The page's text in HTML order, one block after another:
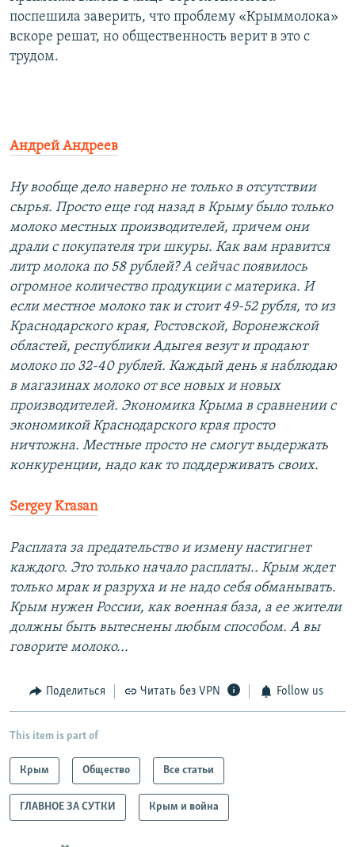
поспешила заверить, что проблему «Крыммолока»
вскоре решат, но общественность верит в это с
трудом.
Андрей Андреев
Ну вообще дело наверно не только в отсутствии
сырья. Просто еще год назад в Крыму было только
молоко местных производителей, причем они
драли с покупателя три шкуры. Как вам нравится
литр молока по 58 рублей? А сейчас появилось
огромное количество продукции с материка. И
если местное молоко так и стоит 49-52 рубля, то из
Краснодарского края, Ростовской, Воронежской
областей, республики Адыгея везут и продают
молоко по 32-40 рублей. Каждый день я наблюдаю
в магазинах молоко от все новых и новых
производителей. Экономика Крыма в сравнении с
экономикой Краснодарского края просто
ничтожна. Местные просто не смогут выдержать
конкуренции, надо как то поддерживать своих.
Sergey Krasan
Расплата за предательство и измену настигнет
каждого. Это только начало расплаты.. Крым ждет
только мрак и разруха и не надо себя обманывать.
Крым нужен России, как военная база, а ее жители
должны быть вытеснены любым способом. А вы
говорите молоко...
Поделиться Читать без VPN Follow us
This item is part of
Крым Общество Все статьи
ГЛАВНОЕ ЗА СУТКИ Крым и война